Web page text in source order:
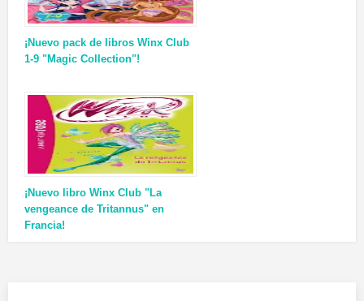
¡Nuevo pack de libros Winx Club
1-9 "Magic Collection"!
¡Nuevo libro Winx Club "La
vengeance de Tritannus" en
Francia!